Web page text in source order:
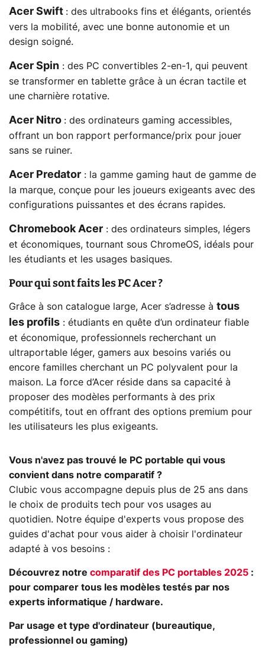
Acer Swift : des ultrabooks fins et élégants, orientés
vers la mobilité, avec une bonne autonomie et un
design soigné.
Acer Spin : des PC convertibles 2-en-1, qui peuvent
se transformer en tablette grâce à un écran tactile et
une charnière rotative.
Acer Nitro : des ordinateurs gaming accessibles,
offrant un bon rapport performance/prix pour jouer
sans se ruiner.
Acer Predator : la gamme gaming haut de gamme de
la marque, conçue pour les joueurs exigeants avec des
configurations puissantes et des écrans rapides.
Chromebook Acer : des ordinateurs simples, légers
et économiques, tournant sous ChromeOS, idéals pour
les étudiants et les usages basiques.
Pour qui sont faits les PC Acer ?
Grâce à son catalogue large, Acer s’adresse à tous
les profils : étudiants en quête d’un ordinateur fiable
et économique, professionnels recherchant un
ultraportable léger, gamers aux besoins variés ou
encore familles cherchant un PC polyvalent pour la
maison. La force d’Acer réside dans sa capacité à
proposer des modèles performants à des prix
compétitifs, tout en offrant des options premium pour
les utilisateurs les plus exigeants.
Vous n'avez pas trouvé le PC portable qui vous
convient dans notre comparatif ?
Clubic vous accompagne depuis plus de 25 ans dans
le choix de produits tech pour vos usages au
quotidien. Notre équipe d'experts vous propose des
guides d'achat pour vous aider à choisir l'ordinateur
adapté à vos besoins :
Découvrez notre comparatif des PC portables 2025 :
pour comparer tous les modèles testés par nos
experts informatique / hardware.
Par usage et type d'ordinateur (bureautique,
professionnel ou gaming)